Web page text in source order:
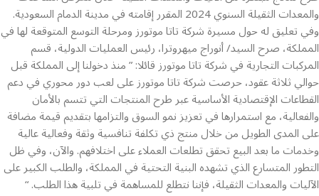
والمعدات الثقيلة السنوي 2024 المقرر إقامته في مدينة الدمام السعودية.
وفي تعليق له حول مسيرة شركة تاتا موتورز ومرحلة التوسع المتوقعة لها في
المملكة، صرح السيد/ أنوراج ميهروترا، رئيس العمليات الدولية، قسم
المركبات التجارية في شركة تاتا موتورز قائلا: ” منذ دخولنا إلى المملكة قبل
حوالي ثلاثة عقود، حرصت شركة تاتا موتورز على لعب دور محوري في دعم
القطاعات الإقتصادية الأساسية عبر طرح المنتجات التي تتسم بالأمان
والفعالية، مع استمرارها في تعزيز نمو السوق والتزامها بتقديم قيمة مضافة
على المدى الطويل من خلال منتج ذي تكلفة تنافسية وثقة وفعالية عالية
وخدمات ما بعد البيع تحقق تطلعات العملاء على اختلافهم. والآن، وفي ظل
التطور المتسارع الذي تشهده البنية التحتية في المملكة، والطلب الكبير على
الآليات والمعدات الثقيلة، فإننا نتطلع للمساهمة في تلبية هذا الطلب. “